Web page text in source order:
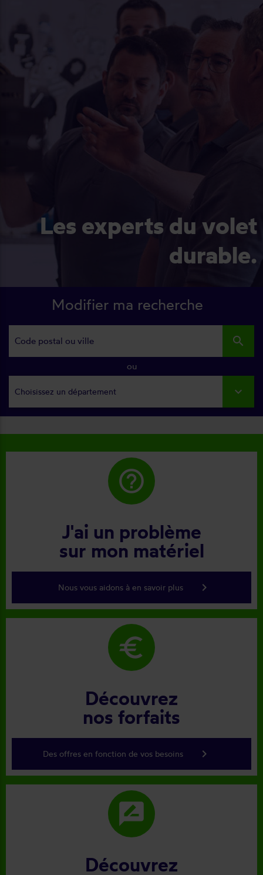
Les experts du volet
durable.
Modifier ma recherche
search
ou
Choisissez un département
help_outline
J'ai un problème
sur mon matériel
Nous vous aidons à en savoir plus keyboard_arrow_right
euro
Découvrez
nos forfaits
Des offres en fonction de vos besoins keyboard_arrow_right
rate_review
Découvrez